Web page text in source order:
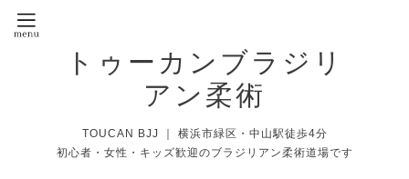
トゥーカンブラジリ
アン柔術
TOUCAN BJJ ｜ 横浜市緑区・中山駅徒歩4分
初心者・女性・キッズ歓迎のブラジリアン柔術道場です